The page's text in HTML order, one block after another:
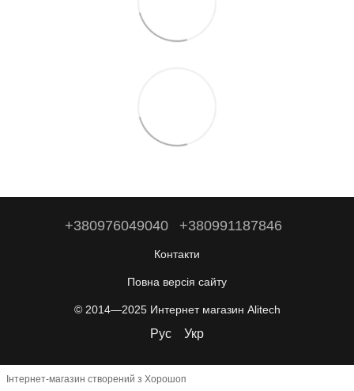
+380976049040 +380991187846
Контакти
Повна версія сайту
© 2014—2025 Интернет магазин Alitech
Рус Укр
Інтернет-магазин створений з Хорошоп